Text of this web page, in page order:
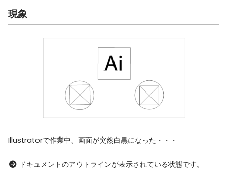
現象
Illustratorで作業中、画面が突然白黒になった・・・
ドキュメントのアウトラインが表示されている状態です。